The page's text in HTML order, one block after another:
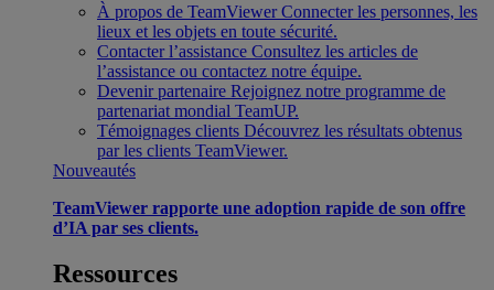
À propos de TeamViewer Connecter les personnes, les
lieux et les objets en toute sécurité.
Contacter l’assistance Consultez les articles de
l’assistance ou contactez notre équipe.
Devenir partenaire Rejoignez notre programme de
partenariat mondial TeamUP.
Témoignages clients Découvrez les résultats obtenus
par les clients TeamViewer.
Nouveautés
TeamViewer rapporte une adoption rapide de son offre
d’IA par ses clients.
Ressources